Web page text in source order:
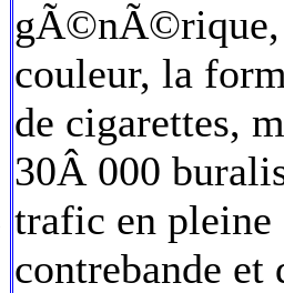
gÃ©nÃ©rique,
couleur, la
de cigarettes,
30Â 000
trafic en pleine
contrebande